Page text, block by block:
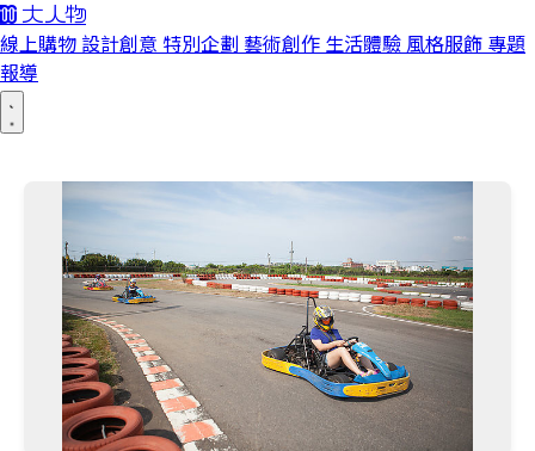
線上購物 設計創意 特別企劃 藝術創作 生活體驗 風格服飾 專題
報導